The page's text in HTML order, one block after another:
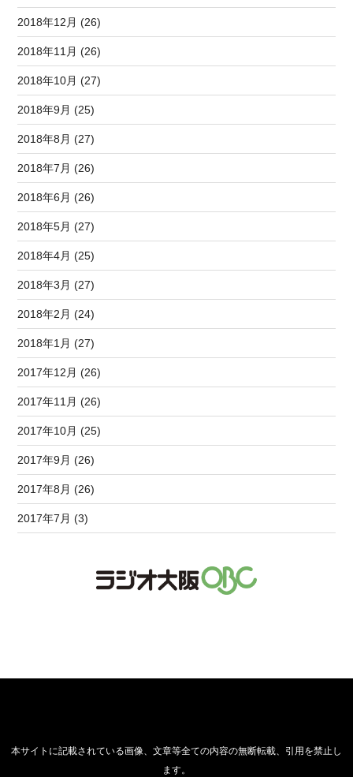
2018年12月 (26)
2018年11月 (26)
2018年10月 (27)
2018年9月 (25)
2018年8月 (27)
2018年7月 (26)
2018年6月 (26)
2018年5月 (27)
2018年4月 (25)
2018年3月 (27)
2018年2月 (24)
2018年1月 (27)
2017年12月 (26)
2017年11月 (26)
2017年10月 (25)
2017年9月 (26)
2017年8月 (26)
2017年7月 (3)
本サイトに記載されている画像、文章等全ての内容の無断転載、引用を禁止し
ます。